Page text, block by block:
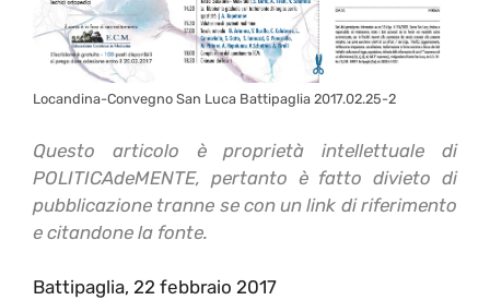
Locandina-Convegno San Luca Battipaglia 2017.02.25-2
Questo articolo è proprietà intellettuale di
POLITICAdeMENTE, pertanto è fatto divieto di
pubblicazione tranne se con un link di riferimento
e citandone la fonte.
Battipaglia, 22 febbraio 2017